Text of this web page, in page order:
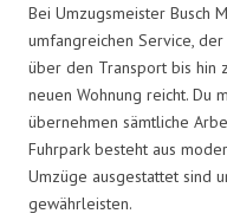
Bei Umzugsmeister Busch
umfangreichen Service,
über den Transport bis hin
neuen Wohnung reicht. Du
übernehmen sämtliche
Fuhrpark besteht aus
Umzüge ausgestattet sind
gewährleisten.